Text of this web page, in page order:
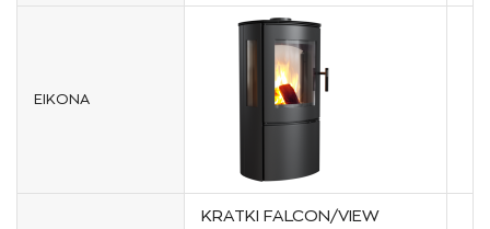
ΕΙΚΟΝΑ
KRATKI FALCON/VIEW